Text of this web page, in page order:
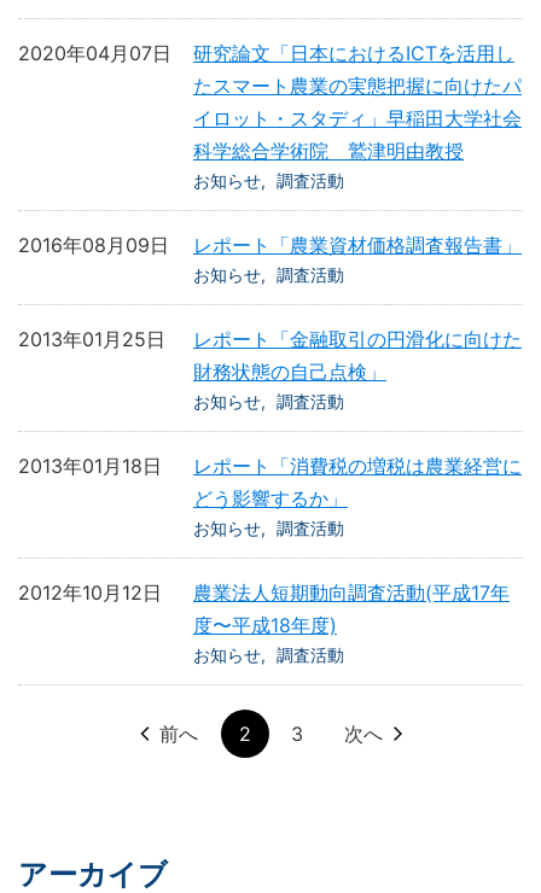
研究論文「日本におけるICTを活用し
たスマート農業の実態把握に向けたパ
イロット・スタディ」早稲田大学社会
科学総合学術院 鷲津明由教授
2020年04月07日
お知らせ 調査活動
レポート「農業資材価格調査報告書」
2016年08月09日
お知らせ 調査活動
レポート「金融取引の円滑化に向けた
財務状態の自己点検」
2013年01月25日
お知らせ 調査活動
レポート「消費税の増税は農業経営に
どう影響するか」
2013年01月18日
お知らせ 調査活動
農業法人短期動向調査活動(平成17年
度〜平成18年度)
2012年10月12日
お知らせ 調査活動
前へ 2 3 次へ
アーカイブ